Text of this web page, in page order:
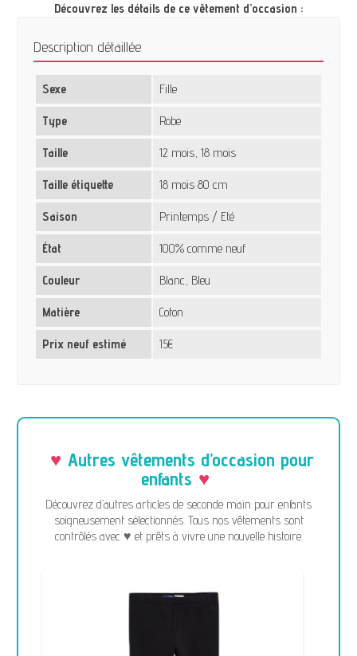
Découvrez les détails de ce vêtement d’occasion :
Description détaillée
Sexe Fille
Type Robe
Taille 12 mois, 18 mois
Taille étiquette 18 mois 80 cm
Saison Printemps / Eté
État 100% comme neuf
Couleur Blanc, Bleu
Matière Coton
Prix neuf estimé 15€
Autres vêtements d’occasion pour
enfants
Découvrez d’autres articles de seconde main pour enfants
soigneusement sélectionnés. Tous nos vêtements sont
contrôlés avec ♥ et prêts à vivre une nouvelle histoire.